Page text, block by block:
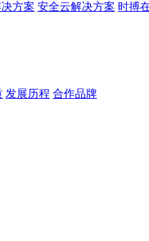
方案 安全云解决方案 时搏
发展历程 合作品牌